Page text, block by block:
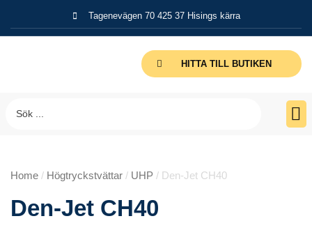
Tagenevägen 70 425 37 Hisings kärra
HITTA TILL BUTIKEN
Home / Högtryckstvättar / UHP / Den-Jet CH40
Den-Jet CH40